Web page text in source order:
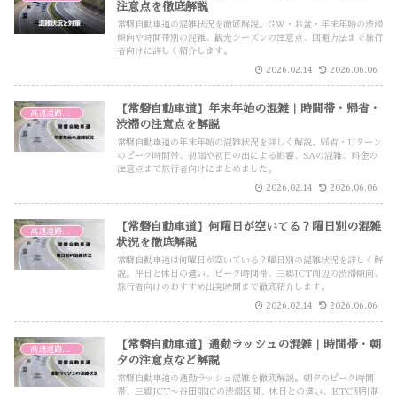
注意点を徹底解説
常磐自動車道の混雑状況を徹底解説。GW・お盆・年末年始の渋滞
傾向や時間帯別の混雑、観光シーズンの注意点、回避方法まで旅行
者向けに詳しく紹介します。
2026.02.14 2026.06.06
【常磐自動車道】年末年始の混雑｜時間帯・帰省・
渋滞の注意点を解説
常磐自動車道の年末年始の混雑状況を詳しく解説。帰省・Uターン
のピーク時間帯、初詣や初日の出による影響、SAの混雑、料金の
注意点まで旅行者向けにまとめました。
2026.02.14 2026.06.06
【常磐自動車道】何曜日が空いてる？曜日別の混雑
状況を徹底解説
常磐自動車道は何曜日が空いている？曜日別の混雑状況を詳しく解
説。平日と休日の違い、ピーク時間帯、三郷JCT周辺の渋滞傾向、
旅行者向けのおすすめ出発時間まで徹底紹介します。
2026.02.14 2026.06.06
【常磐自動車道】通勤ラッシュの混雑｜時間帯・朝
夕の注意点など解説
常磐自動車道の通勤ラッシュ混雑を徹底解説。朝夕のピーク時間
帯、三郷JCT〜谷田部ICの渋滞区間、休日との違い、ETC割引制